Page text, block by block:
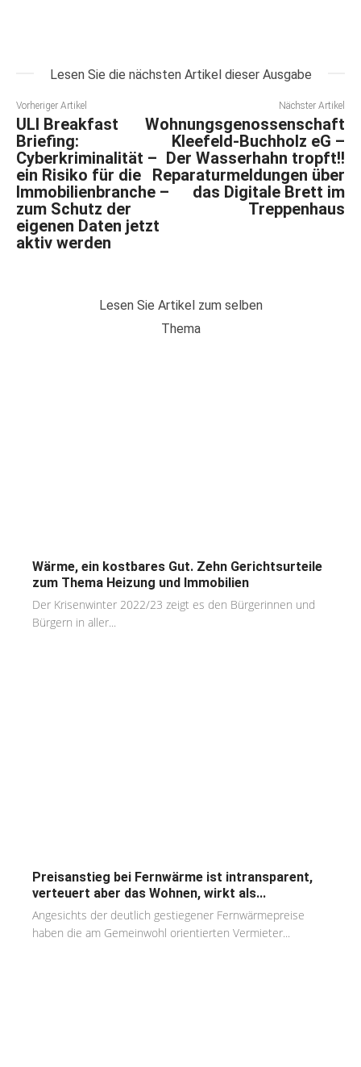
Lesen Sie die nächsten Artikel dieser Ausgabe
Vorheriger Artikel
ULI Breakfast
Briefing:
Cyberkriminalität –
ein Risiko für die
Immobilienbranche –
zum Schutz der
eigenen Daten jetzt
aktiv werden
Nächster Artikel
Wohnungsgenossenschaft
Kleefeld-Buchholz eG –
Der Wasserhahn tropft!!
Reparaturmeldungen über
das Digitale Brett im
Treppenhaus
Lesen Sie Artikel zum selben
Thema
Wärme, ein kostbares Gut. Zehn Gerichtsurteile
zum Thema Heizung und Immobilien
Der Krisenwinter 2022/23 zeigt es den Bürgerinnen und
Bürgern in aller...
Preisanstieg bei Fernwärme ist intransparent,
verteuert aber das Wohnen, wirkt als...
Angesichts der deutlich gestiegener Fernwärmepreise
haben die am Gemeinwohl orientierten Vermieter...